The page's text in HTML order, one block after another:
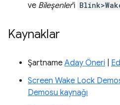
ve Bileşenler'i
Kaynaklar
Şartname Aday Öneri
Screen Wake Lock
Demosu kaynağı